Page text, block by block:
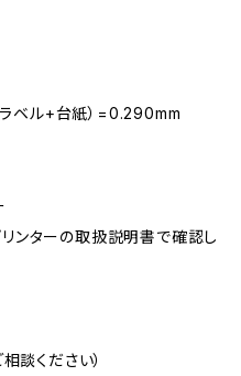
ベル+台紙）=0.290mm
ンターの取扱説明書で確認し
談ください）